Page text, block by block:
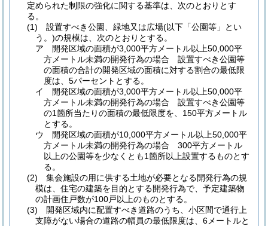
定められた制限の強化に関する基準は、次のとおりとす
る。
(1)
設置すべき公園、緑地又は広場(以下「公園等」とい
う。)の規模は、次のとおりとする。
ア
開発区域の面積が3,000平方メートル以上50,000平
方メートル未満の開発行為の場合 設置すべき公園等
の面積の合計の開発区域の面積に対する割合の最低限
度は、5パーセントとする。
イ
開発区域の面積が3,000平方メートル以上50,000平
方メートル未満の開発行為の場合 設置すべき公園等
の1箇所当たりの面積の最低限度を、150平方メートル
とする。
ウ
開発区域の面積が10,000平方メートル以上50,000平
方メートル未満の開発行為の場合 300平方メートル
以上の公園等を少なくとも1箇所以上設置するものとす
る。
(2)
集会施設の用に供する土地が必要となる開発行為の規
模は、住宅の建築を目的とする開発行為で、予定建築物
の計画住戸数が100戸以上のものとする。
(3)
開発区域内に配置すべき道路のうち、小区間で通行上
支障がない場合の道路の幅員の最低限度は、6メートルと